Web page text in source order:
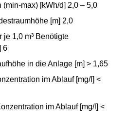
(min-max) [kWh/d] 2,0 – 5,0
[m] 2,0
je 1,0 m³ Benötigte
6
in die Anlage [m] > 1,65
im Ablauf [mg/l] <
im Ablauf [mg/l] <